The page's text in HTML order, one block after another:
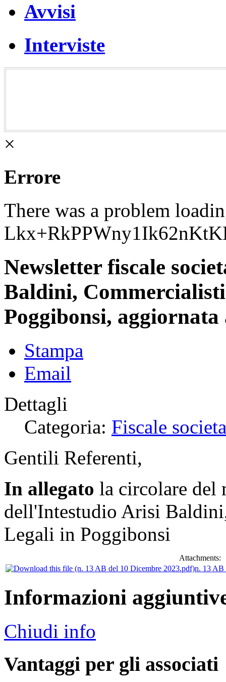
Avvisi
Interviste
×
Errore
There was a problem
Newsletter fiscale
Baldini,
Poggibonsi,
Stampa
Email
Dettagli
Categoria: Fiscale
Gentili Referenti,
In allegato la circolare del
dell'Intestudio Arisi
Legali in Poggibonsi
Attachments:
n. 13 AB
Informazioni
Chiudi info
Vantaggi per gli associati